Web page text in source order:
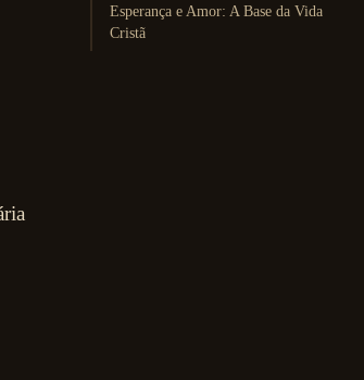
Esperança e Amor: A Base da Vida
Cristã